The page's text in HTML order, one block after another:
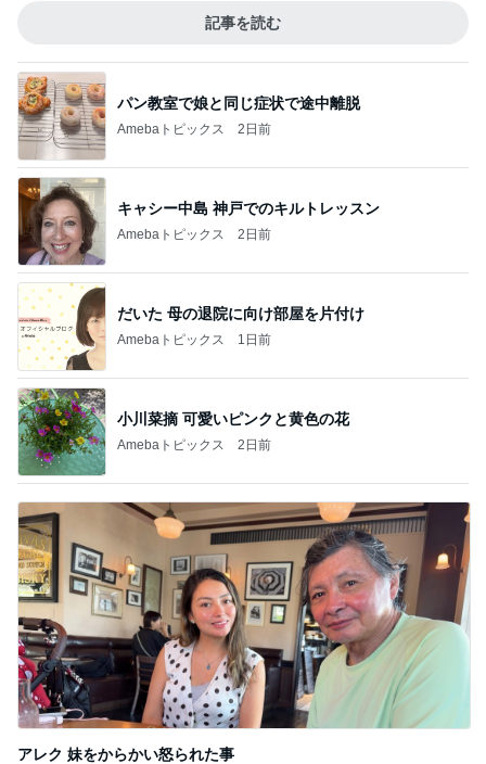
記事を読む
パン教室で娘と同じ症状で途中離脱
Amebaトピックス 2日前
キャシー中島 神戸でのキルトレッスン
Amebaトピックス 2日前
だいた 母の退院に向け部屋を片付け
Amebaトピックス 1日前
小川菜摘 可愛いピンクと黄色の花
Amebaトピックス 2日前
アレク 妹をからかい怒られた事